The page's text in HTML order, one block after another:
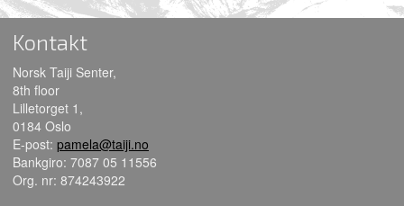
Kontakt
Norsk Taiji Senter,
8th floor
Lilletorget 1,
0184 Oslo
E-post: pamela@taiji.no
Bankgiro: 7087 05 11556
Org. nr: 874243922